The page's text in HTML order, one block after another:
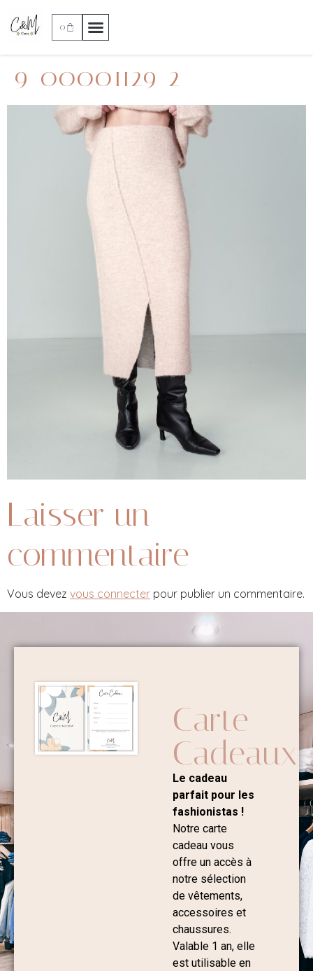
0
9_00001129_2
Laisser un
commentaire
Vous devez vous connecter pour publier un commentaire.
Carte
Cadeaux
Le cadeau
parfait pour les
fashionistas !
Notre carte
cadeau vous
offre un accès à
notre sélection
de vêtements,
accessoires et
chaussures.
Valable 1 an, elle
est utilisable en